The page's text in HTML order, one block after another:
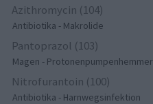
Azithromycin (104)
Antibiotika - Makrolide
Pantoprazol (103)
Magen - Protonenpumpenhemmer
Nitrofurantoin (100)
Antibiotika - Harnwegsinfektion